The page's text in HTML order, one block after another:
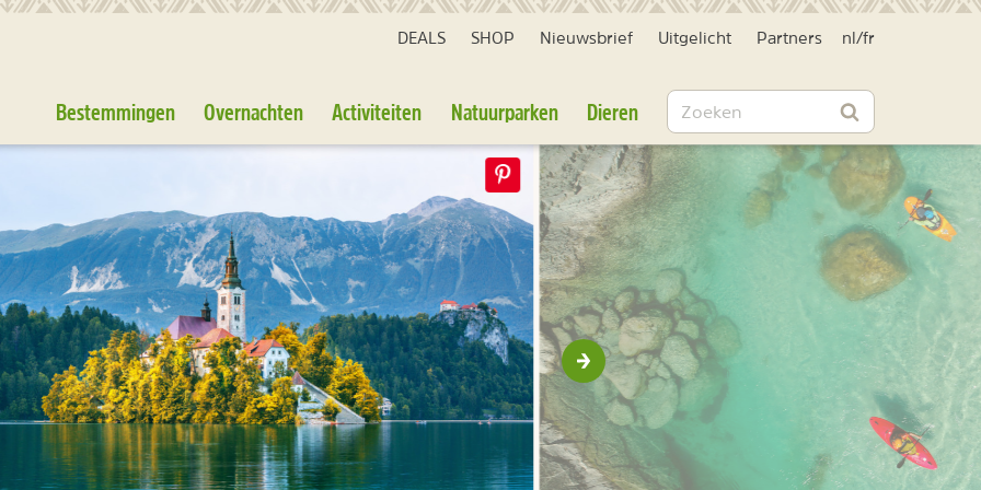
DEALS SHOP Nieuwsbrief Uitgelicht Partners nl /fr
Bestemmingen Overnachten Activiteiten Natuurparken Dieren Zoeken
Zoeken
Volgende